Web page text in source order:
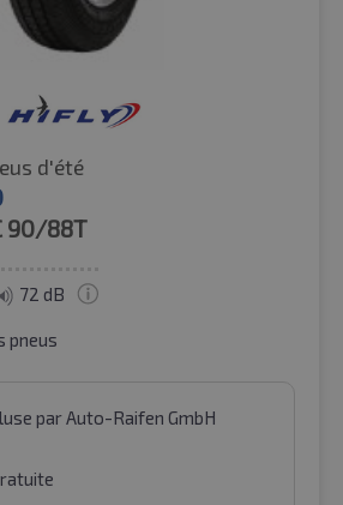
d'été
90/88T
72 dB
pneus
par Auto-Raifen GmbH